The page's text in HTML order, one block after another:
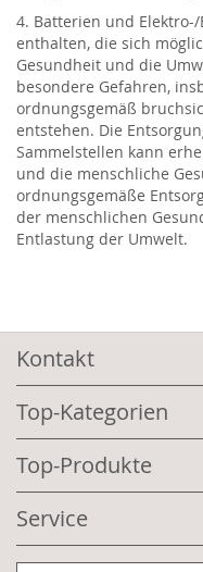
4. Batterien und
enthalten, die sich
Gesundheit und die
besondere Gefahren,
ordnungsgemäß
entstehen. Die
Sammelstellen kann
und die menschliche
ordnungsgemäße
der menschlichen
Entlastung der Umwelt.
Kontakt
Top-Kategorien
Top-Produkte
Service